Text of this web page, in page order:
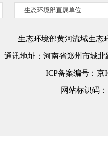
生态环境部直属单位
生态环境部黄河流域生态
通讯地址： 河南省郑州市城北
ICP备案编号： 京
网站标识码：